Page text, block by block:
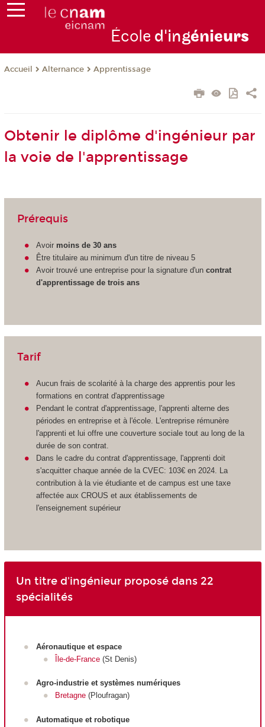
École d'ingénieurs
Accueil Alternance Apprentissage
Obtenir le diplôme d'ingénieur par
la voie de l'apprentissage
Prérequis
Avoir moins de 30 ans
Être titulaire au minimum d'un titre de niveau 5
Avoir trouvé une entreprise pour la signature d'uncontrat
d'apprentissage de trois ans
Tarif
Aucun frais de scolarité à la charge des apprentis pour les
formations en contrat d'apprentissage
Pendant le contrat d'apprentissage , l'apprenti alterne des
périodes en entreprise et à l'école. L'entreprise rémunère
l'apprenti et lui offre une couverture sociale tout au long de la
durée de son contrat.
Dans le cadre du contrat d'apprentissage , l'apprenti doit
s'acquitter chaque année de la CVEC: 103€ en 2024. La
contribution à la vie étudiante et de campus est une taxe
affectée aux CROUS et aux établissements de
l'enseignement supérieur
Un titre d'ingénieur proposé dans 22
spécialités
Aéronautique et espace
Île-de-France (St Denis)
Agro-industrie et systèmes numériques
Bretagne (Ploufragan)
Automatique et robotique